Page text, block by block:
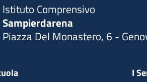
Istituto Comprensivo
Sampierdarena
Piazza Del Monastero, 6 -
I